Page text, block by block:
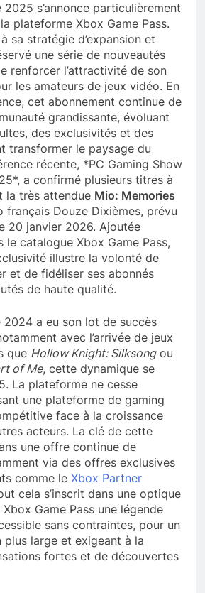
2025 s’annonce particulièrement
plateforme Xbox Game Pass.
sa stratégie d’expansion et
une série de nouveautés
renforcer l’attractivité de son
les amateurs de jeux vidéo. En
cet abonnement continue de
grandissante, évoluant
des exclusivités et des
transformer le paysage du
récente, *PC Gaming Show
a confirmé plusieurs titres à
la très attendue Mio: Memories
français Douze Dixièmes, prévu
20 janvier 2026. Ajoutée
le catalogue Xbox Game Pass,
illustre la volonté de
et de fidéliser ses abonnés
de haute qualité.
2024 a eu son lot de succès
avec l’arrivée de jeux
que Hollow Knight: Silksongou
of Me, cette dynamique se
La plateforme ne cesse
une plateforme de gaming
face à la croissance
acteurs. La clé de cette
une offre continue de
via des offres exclusives
comme le Xbox Partner
cela s’inscrit dans une optique
Game Pass une légende
sans contraintes, pour un
plus large et exigeant à la
fortes et de découvertes